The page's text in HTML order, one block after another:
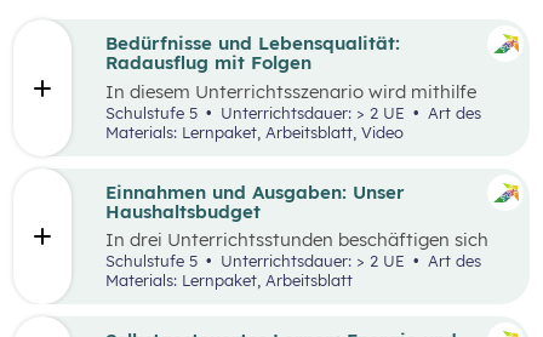
Einnahmen und Ausgaben: Unser
Haushaltsbudget
In drei Unterrichtsstunden beschäftigen sich
die Schüler:innen mit den Einnahmen und
Ausgaben von Haushalten.
Schulstufe 5 Unterrichtsdauer: > 2 UE
Materials: Lernpaket, Arbeitsblatt
Bedürfnisse und Lebensqualität:
Radausflug mit Folgen
In diesem Unterrichtsszenario wird mithilfe
eines Kurzvideos und zusätzlichem Material der
Fokus auf finanzielle Entscheidungen und
Bedürfnisse gelegt. Kinder und Jugendliche
Entscheidungen. Dabei gilt es, Bedürfnisse und
Prioritäten, aber auch die eigenen finanziellen
Möglichkeiten zu berücksichtigen. Oft möchte
man mehr haben, als man sich leisten kann und
muss aufgrund der Knappheit auf etwas
verzichten. Konsum ist jedoch nicht die einzige
Schulstufe 5 Unterrichtsdauer: > 2 UE
Materials: Lernpaket, Arbeitsblatt, Video